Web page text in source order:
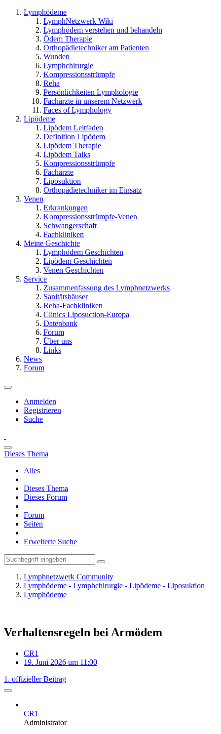
Lymphödeme
LymphNetzwerk Wiki
Lymphödem verstehen und behandeln
Ödem Therapie
Orthopädietechniker am Patienten
Wunden
Lymphchirurgie
Kompressionsstrümpfe
Reha
Persönlichkeiten Lymphologie
Fachärzte in unserem Netzwerk
Faces of Lymphology
Lipödeme
Lipödem Leitfaden
Definition Lipödem
Lipödem Therapie
Lipödem Talks
Kompressionsstrümpfe
Fachärzte
Liposuktion
Orthopädietechniker im Einsatz
Venen
Erkrankungen
Kompressionsstrümpfe-Venen
Schwangerschaft
Fachkliniken
Meine Geschichte
Lymphödem Geschichten
Lipödem Geschichten
Venen Geschichten
Service
Zusammenfassung des Lymphnetzwerks
Sanitätshäuser
Reha-Fachkliniken
Clinics Liposuction-Europa
Datenbank
Forum
Über uns
Links
News
Forum
Anmelden
Registrieren
Suche
Dieses Thema
Alles
Dieses Thema
Dieses Forum
Forum
Seiten
Erweiterte Suche
Lymphnetzwerk Community
Lymphödeme - Lymphchirurgie - Lipödeme - Liposuktion
Lymphödeme
Verhaltensregeln bei Armödem
CR1
19. Juni 2026 um 11:00
1. offizieller Beitrag
CR1
Administrator